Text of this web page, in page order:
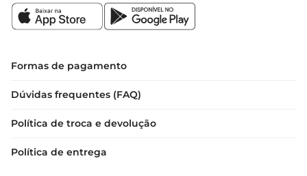
Formas de pagamento
Dúvidas frequentes (FAQ)
Política de troca e devolução
Política de entrega